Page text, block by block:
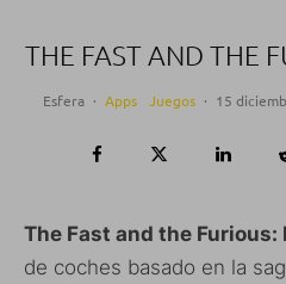
THE FAST AND THE
Esfera · Apps Juegos · 15
The Fast and the Furious:
de coches basado en la